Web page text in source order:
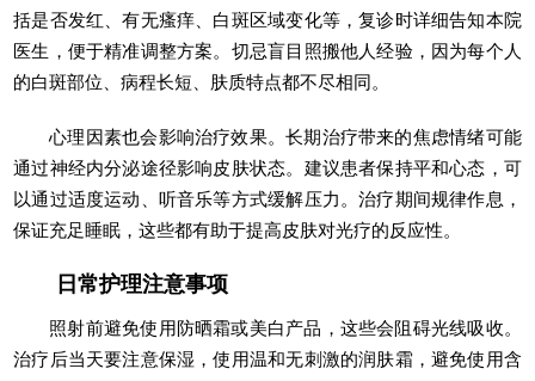
括是否发红、有无瘙痒、白斑区域变化等，复诊时详细告知本院
医生，便于精准调整方案。切忌盲目照搬他人经验，因为每个人
的白斑部位、病程长短、肤质特点都不尽相同。
心理因素也会影响治疗效果。长期治疗带来的焦虑情绪可能
通过神经内分泌途径影响皮肤状态。建议患者保持平和心态，可
以通过适度运动、听音乐等方式缓解压力。治疗期间规律作息，
保证充足睡眠，这些都有助于提高皮肤对光疗的反应性。
日常护理注意事项
照射前避免使用防晒霜或美白产品，这些会阻碍光线吸收。
治疗后当天要注意保湿，使用温和无刺激的润肤霜，避免使用含